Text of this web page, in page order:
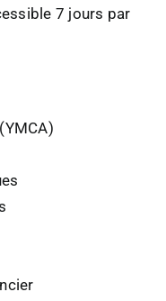
7 jours par